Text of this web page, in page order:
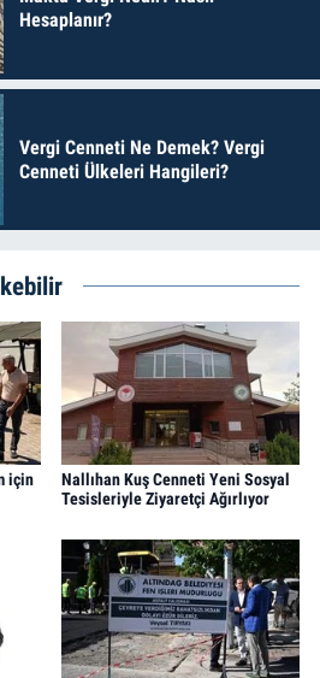
Hesaplanır?
Vergi Cenneti Ne Demek? Vergi
Cenneti Ülkeleri Hangileri?
için
Nallıhan Kuş Cenneti Yeni Sosyal
Tesisleriyle Ziyaretçi Ağırlıyor